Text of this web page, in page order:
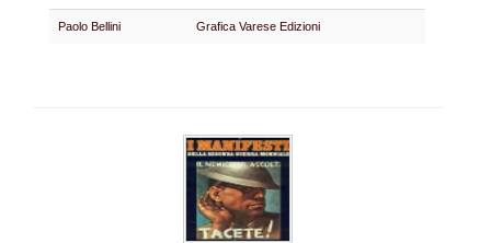
Paolo Bellini Grafica Varese Edizioni